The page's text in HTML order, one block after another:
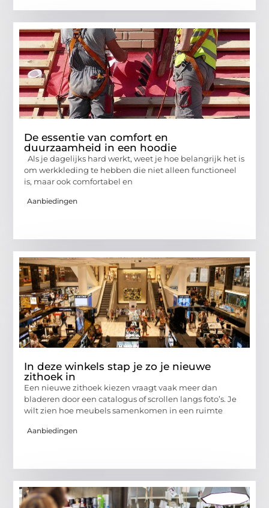
De essentie van comfort en
duurzaamheid in een hoodie
Als je dagelijks hard werkt, weet je hoe belangrijk het is
om werkkleding te hebben die niet alleen functioneel
is, maar ook comfortabel en
Aanbiedingen
In deze winkels stap je zo je nieuwe
zithoek in
Een nieuwe zithoek kiezen vraagt vaak meer dan
bladeren door een catalogus of scrollen langs foto’s. Je
wilt zien hoe meubels samenkomen in een ruimte
Aanbiedingen